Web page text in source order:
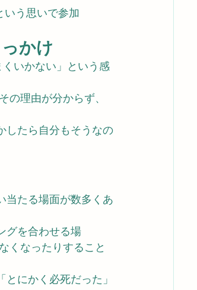
いう思いで参加
かけ
いかない」という感
の理由が分からず、
したら自分もそうなの
当たる場面が数多くあ
グを合わせる場
くなったりすること
にかく必死だった」